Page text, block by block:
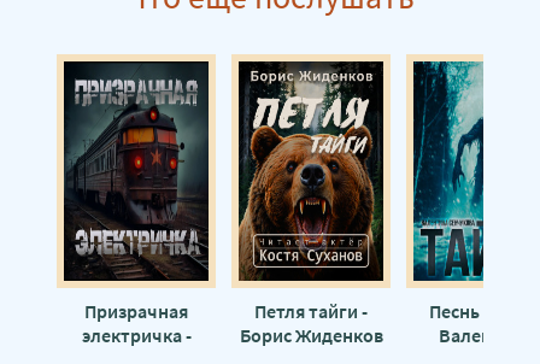
Призрачная
электричка -
Петля тайги -
Борис Жиденков
Песнь тайги
Валентина